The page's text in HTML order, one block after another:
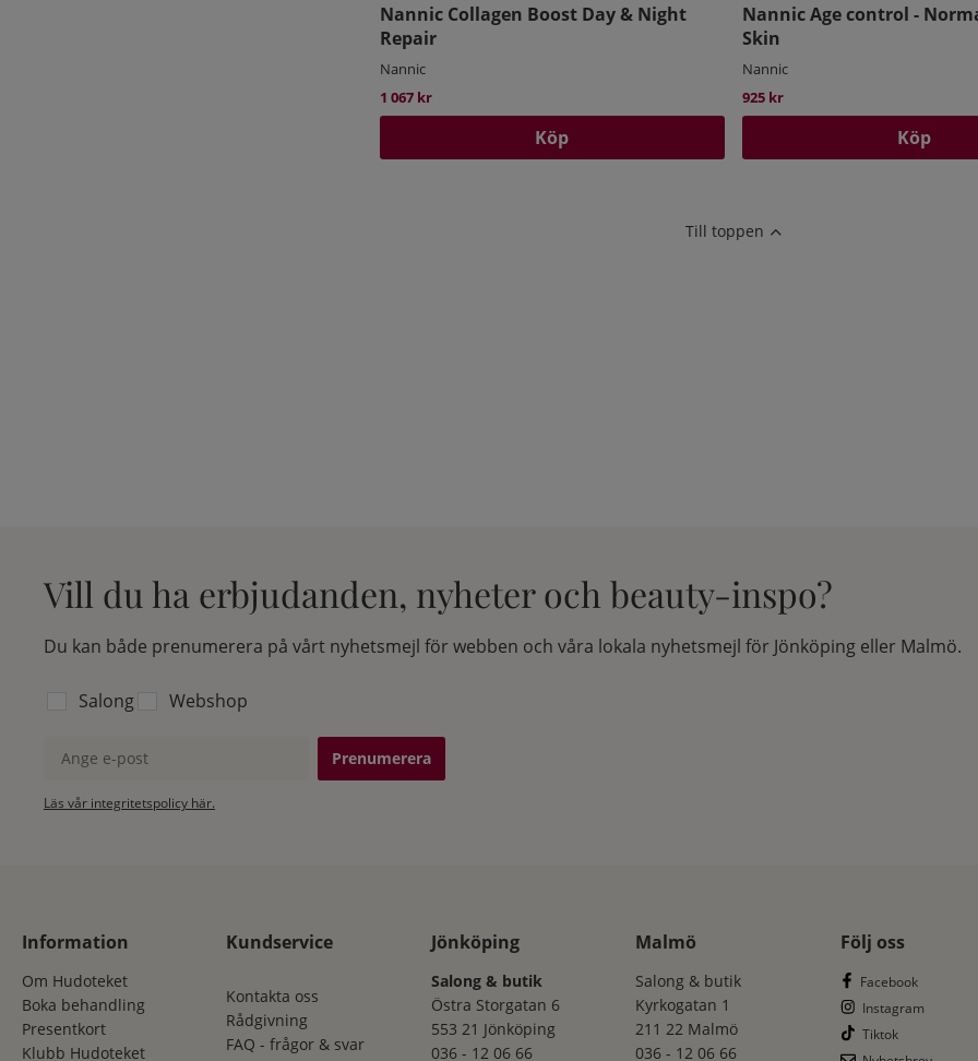
Nannic Collagen Boost Day & Night
Repair
Nannic
1 067 kr
Köp
Nannic Age control -
Skin
Nannic
925 kr
Köp
Till toppen
Vill du ha erbjudanden, nyheter och beauty-inspo?
Du kan både prenumerera på vårt nyhetsmejl för webben och våra lokala nyhetsmejl för Jönköping eller Malmö.
Välj vilken lista du vill prenumerera på:
Salong
Webshop
Ange e-post
Läs vår integritetspolicy här.
Information
Om Hudoteket
Boka behandling
Presentkort
Klubb Hudoteket
Kundservice
Kontakta oss
Rådgivning
FAQ - frågor & svar
Jönköping
Salong & butik
Östra Storgatan 6
553 21 Jönköping
036 - 12 06 66
Malmö
Salong & butik
Kyrkogatan 1
211 22 Malmö
036 - 12 06 66
Följ oss
Facebook
Instagram
Tiktok